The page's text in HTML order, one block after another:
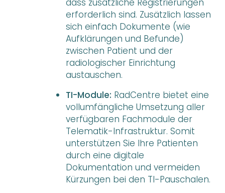
dass zusätzliche Registrierungen
erforderlich sind. Zusätzlich lassen
sich einfach Dokumente (wie
Aufklärungen und Befunde)
zwischen Patient und der
radiologischer Einrichtung
austauschen.
TI-Module: RadCentre bietet eine
vollumfängliche Umsetzung aller
verfügbaren Fachmodule der
Telematik-Infrastruktur. Somit
unterstützen Sie Ihre Patienten
durch eine digitale
Dokumentation und vermeiden
Kürzungen bei den TI-Pauschalen.